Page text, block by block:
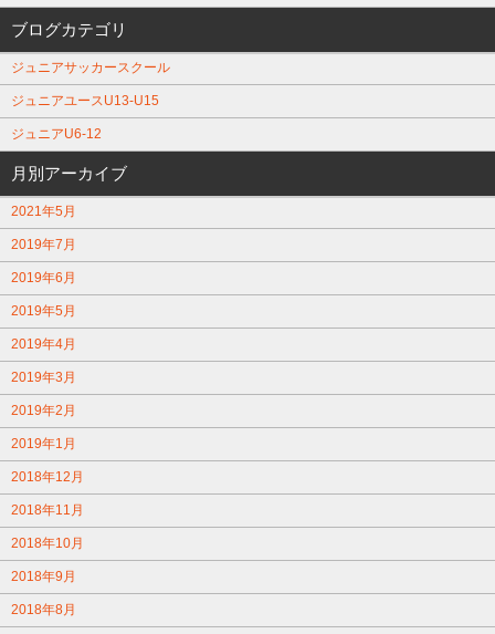
ブログカテゴリ
ジュニアサッカースクール
ジュニアユースU13-U15
ジュニアU6-12
月別アーカイブ
2021年5月
2019年7月
2019年6月
2019年5月
2019年4月
2019年3月
2019年2月
2019年1月
2018年12月
2018年11月
2018年10月
2018年9月
2018年8月